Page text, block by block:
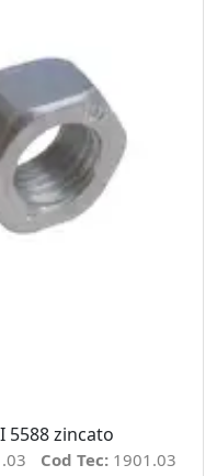
5588 zincato
Cod Tec: 1901.03